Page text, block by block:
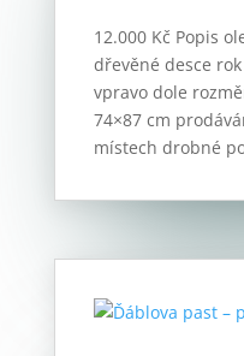
12.000 Kč Popis
dřevěné desce
vpravo dole
74×87 cm
místech drobné